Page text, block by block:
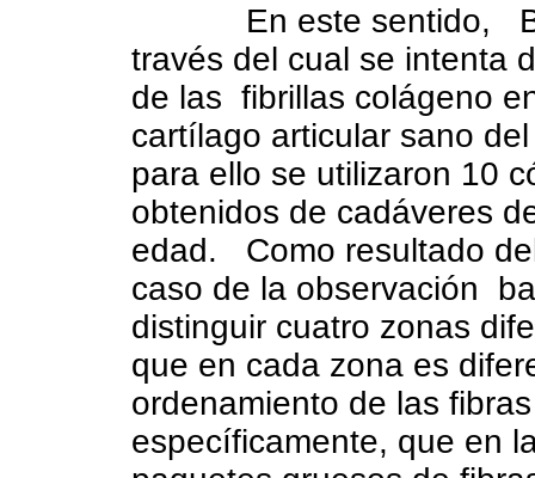
En este sentido,
través del cual se intenta
de las fibrillas colágeno
cartílago articular sano del
para ello se utilizaron 10
obtenidos de cadáveres
edad.
Como resultado
caso de la observación
distinguir cuatro zonas
que en cada zona es
ordenamiento de las
específicamente, que en